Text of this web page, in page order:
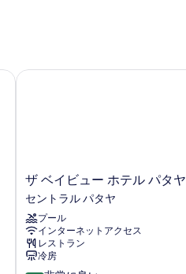
ザ
ベ
イ
ビ
ュ
ー
ホ
ザ ベイビュー ホテル パタヤ
セントラル パタヤ
プール
インターネットアクセス
レストラン
冷房
ザ ベイビュー ホテル パタヤ